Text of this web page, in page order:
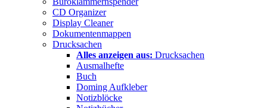
CD Organizer
Display Cleaner
Dokumentenmappen
Drucksachen
Alles anzeigen aus: Drucksachen
Ausmalhefte
Buch
Doming Aufkleber
Notizblöcke